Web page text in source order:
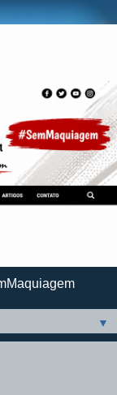
▼